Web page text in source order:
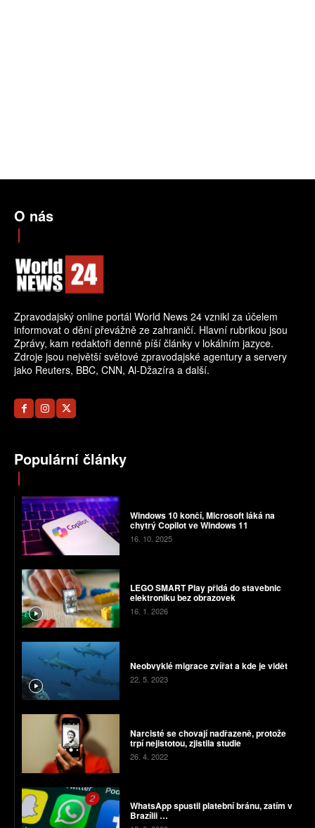
O nás
Zpravodajský online portál World News 24 vznikl za účelem
informovat o dění převážně ze zahraničí. Hlavní rubrikou jsou
Zprávy, kam redaktoři denně píší články v lokálním jazyce.
Zdroje jsou největší světové zpravodajské agentury a servery
jako Reuters, BBC, CNN, Al-Džazíra a další.
Populární články
Windows 10 končí, Microsoft láká na
chytrý Copilot ve Windows 11
16. 10. 2025
LEGO SMART Play přidá do stavebnic
elektroniku bez obrazovek
16. 1. 2026
Neobvyklé migrace zvířat a kde je vidět
22. 5. 2023
Narcisté se chovají nadřazeně, protože
trpí nejistotou, zjistila studie
26. 4. 2022
WhatsApp spustil platební bránu, zatím v
Brazílii …